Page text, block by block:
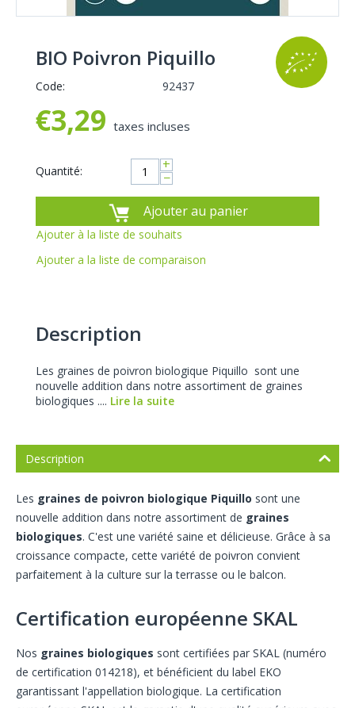
BIO Poivron Piquillo
Code: 92437
€3,29 taxes incluses
Quantité: +
−
Ajouter au panier
Ajouter à la liste de souhaits
Ajouter a la liste de comparaison
Description
Les graines de poivron biologique Piquillo sont une
nouvelle addition dans notre assortiment de graines
biologiques .... Lire la suite
Description
Les graines de poivron biologique Piquillo sont une
nouvelle addition dans notre assortiment de graines
biologiques. C'est une variété saine et délicieuse. Grâce à sa
croissance compacte, cette variété de poivron convient
parfaitement à la culture sur la terrasse ou le balcon.
Certification européenne SKAL
Nos graines biologiques sont certifiées par SKAL (numéro
de certification 014218), et bénéficient du label EKO
garantissant l'appellation biologique. La certification